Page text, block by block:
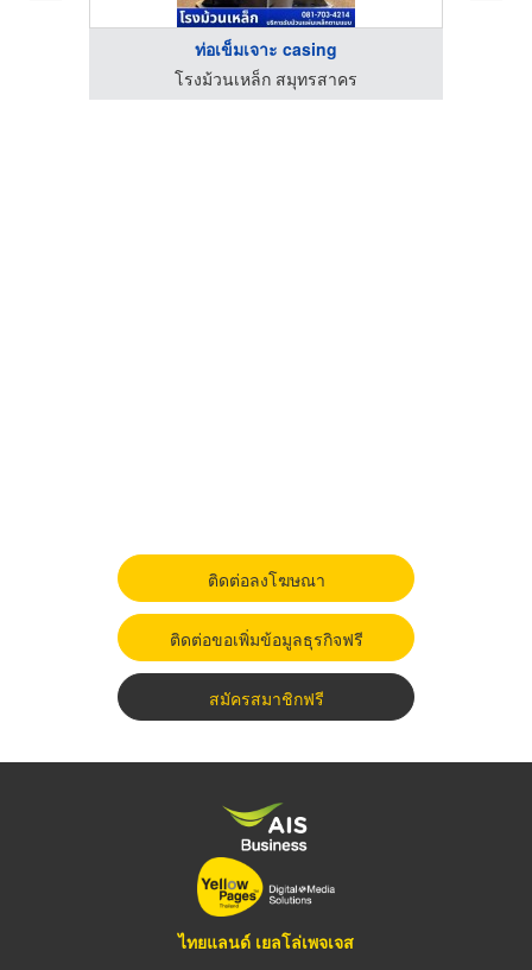
ท่อเข็มเจาะ casing
โรงม้วนเหล็ก สมุทรสาคร
ติดต่อลงโฆษณา
ติดต่อขอเพิ่มข้อมูลธุรกิจฟรี
สมัครสมาชิกฟรี
ไทยแลนด์ เยลโล่เพจเจส